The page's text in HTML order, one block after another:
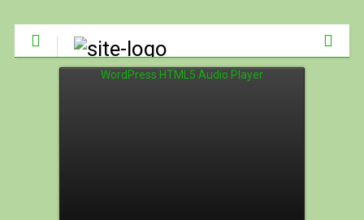
WordPress HTML5 Audio Player